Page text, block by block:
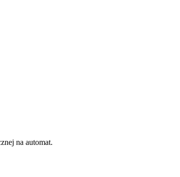
na automat.